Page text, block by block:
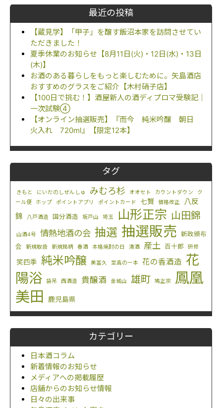
最近の投稿
【蔵見学】「甲子」を醸す飯沼本家を訪問させてい
ただきました！
夏季休業のお知らせ【8月11日(火)・12日(水)・13日
(木)】
お酒のある暮らしをもっと楽しむために。矢島酒店
おすすめのグラスをご紹介【木村硝子店】
【100日で挑む！】酒屋新人の酒ディプロマ受験記｜
一次試験④
【オンライン抽選販売】『而今 純米吟醸 朝日
火入れ 720ml』【限定12本】
タグ
きもと にいだのしぜんしゅ みむろ杉 オオセト カウントダウン
ク
ール便
ホップ ポイントアプリ ポイントカード 七賢 価格改正
八反
錦
八戸酒造 国分酒造 坂戸山 埼玉 山形正宗 山田錦
山酒4号 情熱地酒の会 抽選 抽選販売 新政頒布
会
新規取扱 新規銘柄 春酒 本格焼酎の日 清酒 産土 百十郎 研修
笑四季 純米吟醸 美冨久 至高の一本 花の香酒造 花
陽浴
袋吊 西酒造 貴醸酒 金城山 雄町 鳩正宗
鳳凰
美田
鹿児島県
カテゴリー
日本酒コラム
新着情報のお知らせ
メディアへの掲載履歴
店舗からのお知らせ情報
日々の出来事